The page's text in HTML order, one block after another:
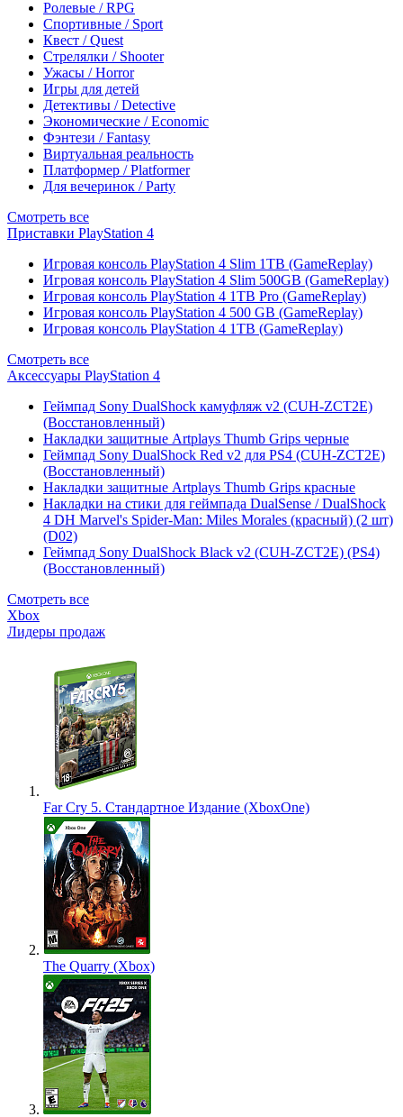
Ролевые / RPG
Спортивные / Sport
Квест / Quest
Стрелялки / Shooter
Ужасы / Horror
Игры для детей
Детективы / Detective
Экономические / Economic
Фэнтези / Fantasy
Виртуальная реальность
Платформер / Platformer
Для вечеринок / Party
Смотреть все
Приставки PlayStation 4
Игровая консоль PlayStation 4 Slim 1TB (GameReplay)
Игровая консоль PlayStation 4 Slim 500GB (GameReplay)
Игровая консоль PlayStation 4 1TB Pro (GameReplay)
Игровая консоль PlayStation 4 500 GB (GameReplay)
Игровая консоль PlayStation 4 1TB (GameReplay)
Смотреть все
Аксессуары PlayStation 4
Геймпад Sony DualShock камуфляж v2 (CUH-ZCT2E)
(Восстановленный)
Накладки защитные Artplays Thumb Grips черные
Геймпад Sony DualShock Red v2 для PS4 (CUH-ZCT2E)
(Восстановленный)
Накладки защитные Artplays Thumb Grips красные
Накладки на стики для геймпада DualSense / DualShock
4 DH Marvel's Spider-Man: Miles Morales (красный) (2 шт)
(D02)
Геймпад Sony DualShock Black v2 (CUH-ZCT2E) (PS4)
(Восстановленный)
Смотреть все
Xbox
Лидеры продаж
Far Cry 5. Стандартное Издание (XboxOne)
The Quarry (Xbox)